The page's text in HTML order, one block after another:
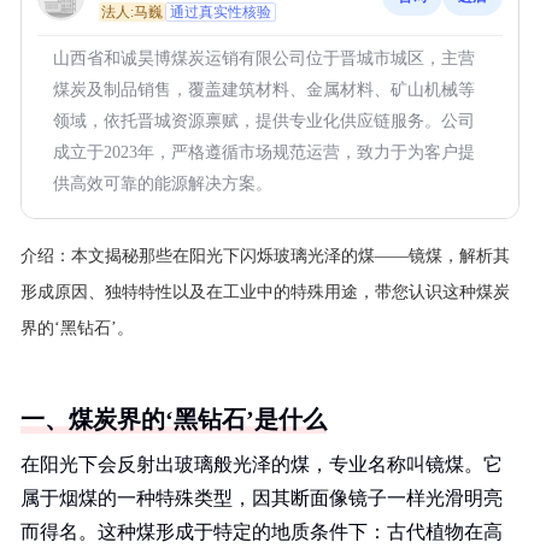
法人:马巍 通过真实性核验
山西省和诚昊博煤炭运销有限公司位于晋城市城区，主营
煤炭及制品销售，覆盖建筑材料、金属材料、矿山机械等
领域，依托晋城资源禀赋，提供专业化供应链服务。公司
成立于2023年，严格遵循市场规范运营，致力于为客户提
供高效可靠的能源解决方案。
介绍： 本文揭秘那些在阳光下闪烁玻璃光泽的煤——镜煤，解析其
形成原因、独特特性以及在工业中的特殊用途，带您认识这种煤炭
界的‘黑钻石’。
一、煤炭界的‘黑钻石’是什么
在阳光下会反射出玻璃般光泽的煤，专业名称叫镜煤。它
属于烟煤的一种特殊类型，因其断面像镜子一样光滑明亮
而得名。这种煤形成于特定的地质条件下：古代植物在高